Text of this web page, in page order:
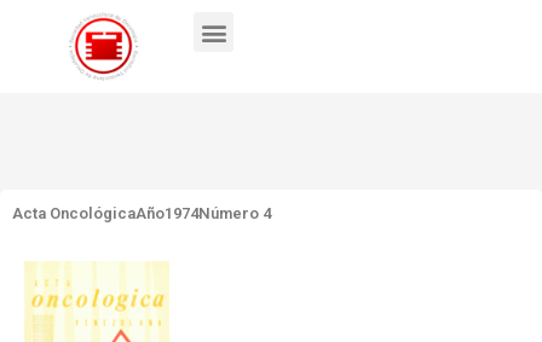
Acta OncológicaAño1974Número 4